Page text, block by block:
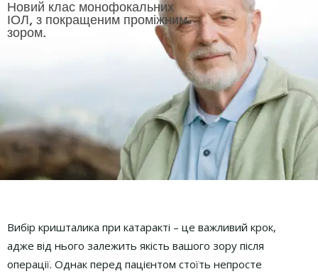
Новий клас монофокальних
ІОЛ, з покращеним проміжним
зором.
Вибір кришталика при катаракті – це важливий крок,
адже від нього залежить якість вашого зору після
операції. Однак перед пацієнтом стоїть непросте